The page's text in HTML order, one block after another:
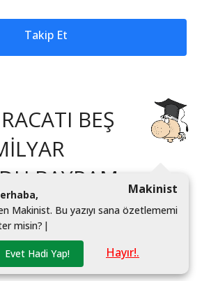
Takip Et
BEŞ
BAYRAM
HIZ
Makinist
erhaba,
n Makinist. Bu yazıyı sana özetlememi
er misin? |
Evet Hadi Yap! Hayır!.